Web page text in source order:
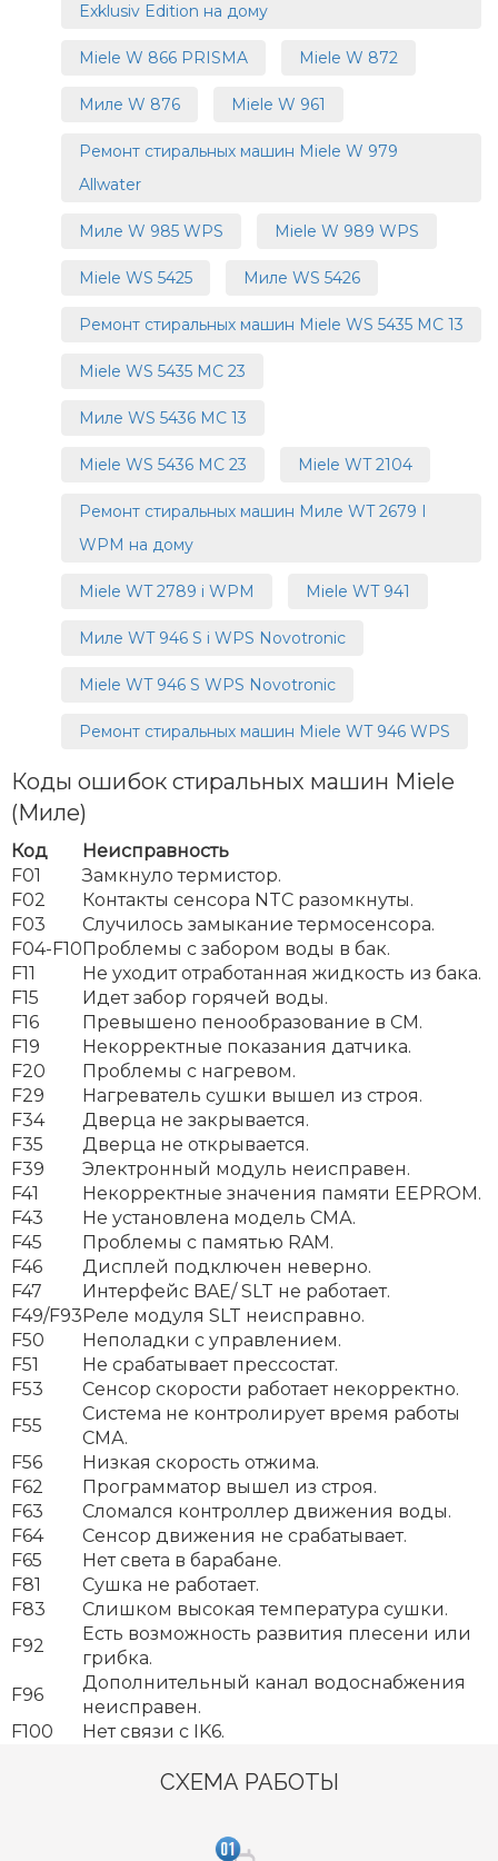
Exklusiv Edition на дому
Miele W 866 PRISMA Miele W 872
Миле W 876 Miele W 961
Ремонт стиральных машин Miele W 979
Allwater
Миле W 985 WPS Miele W 989 WPS
Miele WS 5425 Миле WS 5426
Ремонт стиральных машин Miele WS 5435 MC 13
Miele WS 5435 MC 23
Миле WS 5436 MC 13
Miele WS 5436 MC 23 Miele WT 2104
Ремонт стиральных машин Миле WT 2679 I
WPM на дому
Miele WT 2789 i WPM Miele WT 941
Миле WT 946 S i WPS Novotronic
Miele WT 946 S WPS Novotronic
Ремонт стиральных машин Miele WT 946 WPS
Коды ошибок стиральных машин Miele
(Миле)
Код
Неисправность
F01
Замкнуло термистор.
F02
Контакты сенсора NTC разомкнуты.
F03
Случилось замыкание термосенсора.
F04-F10Проблемы с забором воды в бак.
F11
Не уходит отработанная жидкость из бака.
F15
Идет забор горячей воды.
F16
Превышено пенообразование в СМ.
F19
Некорректные показания датчика.
F20
Проблемы с нагревом.
F29
Нагреватель сушки вышел из строя.
F34
Дверца не закрывается.
F35
Дверца не открывается.
F39
Электронный модуль неисправен.
F41
Некорректные значения памяти EEPROM.
F43
Не установлена модель СМА.
F45
Проблемы с памятью RAM.
F46
Дисплей подключен неверно.
F47
Интерфейс BAE/ SLT не работает.
F49/F93Реле модуля SLT неисправно.
F50
Неполадки с управлением.
F51
Не срабатывает прессостат.
F53
Сенсор скорости работает некорректно.
F55
Система не контролирует время работы
СМА.
F56
Низкая скорость отжима.
F62
Программатор вышел из строя.
F63
Сломался контроллер движения воды.
F64
Сенсор движения не срабатывает.
F65
Нет света в барабане.
F81
Сушка не работает.
F83
Слишком высокая температура сушки.
F92
Есть возможность развития плесени или
грибка.
F96
Дополнительный канал водоснабжения
неисправен.
F100
Нет связи с IK6.
СХЕМА РАБОТЫ